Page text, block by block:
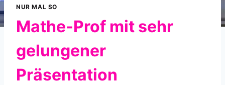
NUR MAL SO
Mathe-Prof mit sehr
gelungener
Präsentation